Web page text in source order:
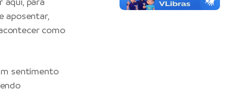
aposentar,
como
sentimento